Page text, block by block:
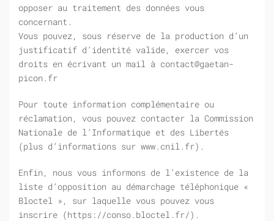
opposer au traitement des données vous
concernant.
Vous pouvez, sous réserve de la production d’un
justificatif d’identité valide, exercer vos
droits en écrivant un mail à contact@gaetan-
picon.fr
Pour toute information complémentaire ou
réclamation, vous pouvez contacter la Commission
Nationale de l’Informatique et des Libertés
(plus d’informations sur www.cnil.fr).
Enfin, nous vous informons de l’existence de la
liste d’opposition au démarchage téléphonique «
Bloctel », sur laquelle vous pouvez vous
inscrire (https://conso.bloctel.fr/).